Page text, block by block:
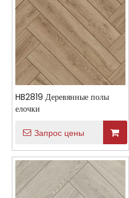
HB2819 Деревянные полы
елочки
Запрос цены